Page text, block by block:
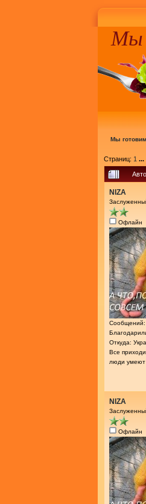
Мы
Мы
Страниц: 1 ...
NIZA
Офлайн
Сообщений:
Откуда:
Все
люди умеют
NIZA
Офлайн